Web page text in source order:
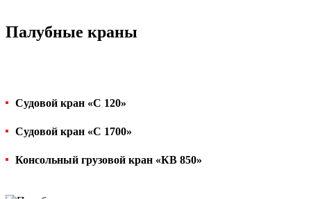
Палубные краны
Судовой кран «С 120»
Судовой кран «С 1700»
Консольный грузовой кран «КВ 850»